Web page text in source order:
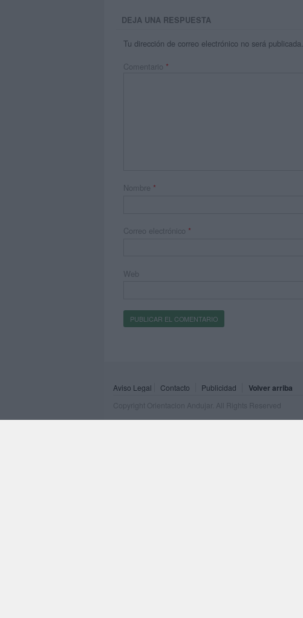
DEJA UNA RESPUESTA
Tu dirección de correo electrónico no será publicada.
Comentario *
Nombre *
Correo electrónico *
Web
Aviso Legal Contacto Publicidad Volver arriba